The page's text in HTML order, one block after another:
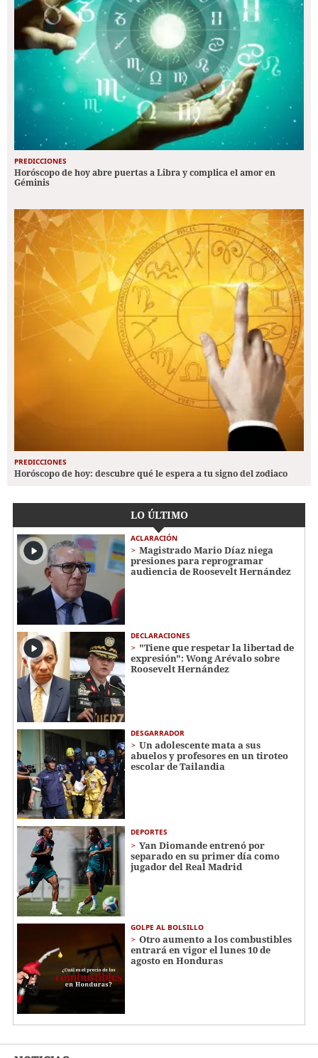
PREDICCIONES
Horóscopo de hoy abre puertas a Libra y complica el amor en
Géminis
PREDICCIONES
Horóscopo de hoy: descubre qué le espera a tu signo del zodiaco
LO ÚLTIMO
ACLARACIÓN
Magistrado Mario Díaz niega
presiones para reprogramar
audiencia de Roosevelt Hernández
DECLARACIONES
"Tiene que respetar la libertad de
expresión": Wong Arévalo sobre
Roosevelt Hernández
DESGARRADOR
Un adolescente mata a sus
abuelos y profesores en un tiroteo
escolar de Tailandia
DEPORTES
Yan Diomande entrenó por
separado en su primer día como
jugador del Real Madrid
GOLPE AL BOLSILLO
Otro aumento a los combustibles
entrará en vigor el lunes 10 de
agosto en Honduras